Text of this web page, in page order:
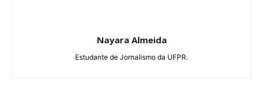
Nayara Almeida
Estudante de Jornalismo da UFPR.